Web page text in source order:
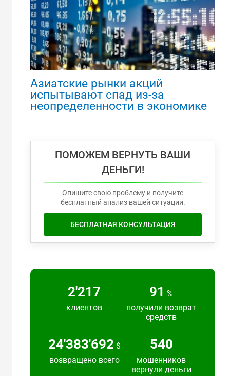
Азиатские рынки акций
испытывают спад из-за
неопределенности в экономике
ПОМОЖЕМ ВЕРНУТЬ ВАШИ
ДЕНЬГИ!
Опишите свою проблему и получите
бесплатный анализ вашей ситуации.
БЕСПЛАТНАЯ КОНСУЛЬТАЦИЯ
2'217
клиентов
91 %
получили возврат
средств
24'383'692 $
возвращено всего
540
мошенников
вернули деньги